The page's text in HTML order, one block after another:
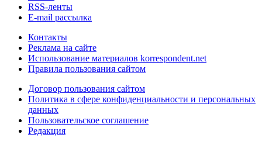
RSS-ленты
E-mail рассылка
Контакты
Реклама на сайте
Использование материалов korrespondent.net
Правила пользования сайтом
Договор пользования сайтом
Политика в сфере конфиденциальности и персональных
данных
Пользовательское соглашение
Редакция